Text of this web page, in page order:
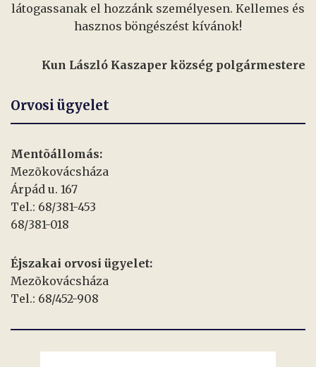
látogassanak el hozzánk személyesen. Kellemes és
hasznos böngészést kívánok!
Kun László Kaszaper község polgármestere
Orvosi ügyelet
Mentõállomás:
Mezõkovácsháza
Árpád u. 167
Tel.: 68/381-453
68/381-018
Éjszakai orvosi ügyelet:
Mezõkovácsháza
Tel.: 68/452-908